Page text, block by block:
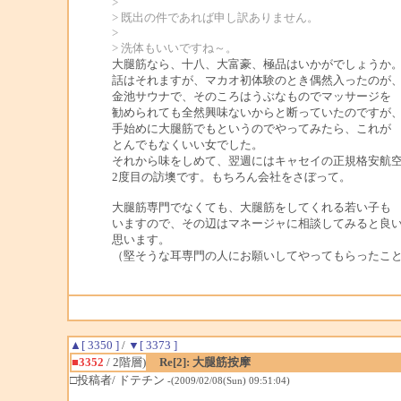
> 既出の件であれば申し訳ありません。
>
> 洗体もいいですね～。
大腿筋なら、十八、大富豪、極品はいかがでしょうか
話はそれますが、マカオ初体験のとき偶然入ったのが、
金池サウナで、そのころはうぶなものでマッサージを
勧められても全然興味ないからと断っていたのですが、
手始めに大腿筋でもというのでやってみたら、これが
とんでもなくいい女でした。
それから味をしめて、翌週にはキャセイの正規格安航
2度目の訪墺です。もちろん会社をさぼって。
大腿筋専門でなくても、大腿筋をしてくれる若い子も
いますので、その辺はマネージャに相談してみると良
思います。
（堅そうな耳専門の人にお願いしてやってもらったこと
▲[ 3350 ]/ ▼[ 3373 ]
■3352 / 2階層)
Re[2]: 大腿筋按摩
□投稿者/ ドテチン -(2009/02/08(Sun) 09:51:04)